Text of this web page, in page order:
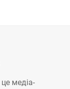
медіа-